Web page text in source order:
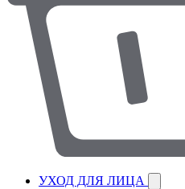
УХОД ДЛЯ ЛИЦА